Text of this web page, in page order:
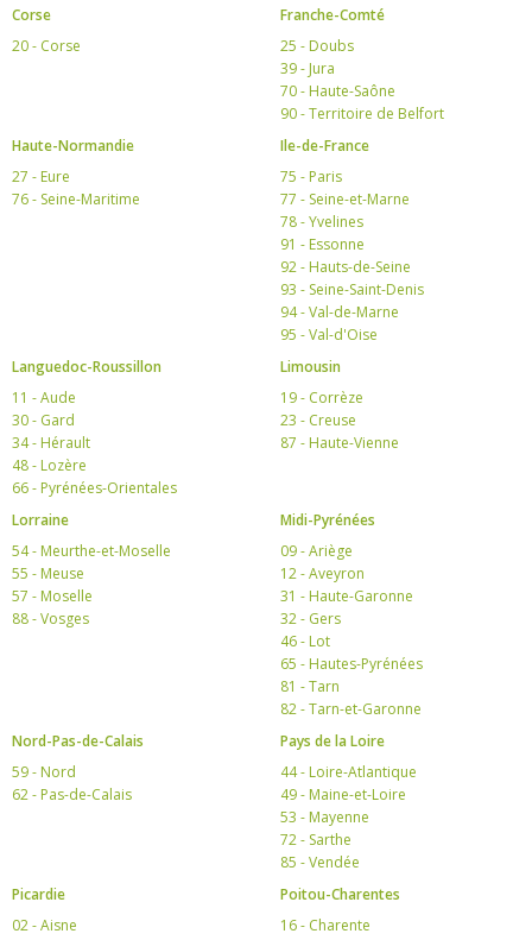
Corse
20 - Corse
Franche-Comté
25 - Doubs
39 - Jura
70 - Haute-Saône
90 - Territoire de Belfort
Haute-Normandie
27 - Eure
76 - Seine-Maritime
Ile-de-France
75 - Paris
77 - Seine-et-Marne
78 - Yvelines
91 - Essonne
92 - Hauts-de-Seine
93 - Seine-Saint-Denis
94 - Val-de-Marne
95 - Val-d'Oise
Languedoc-Roussillon
11 - Aude
30 - Gard
34 - Hérault
48 - Lozère
66 - Pyrénées-Orientales
Limousin
19 - Corrèze
23 - Creuse
87 - Haute-Vienne
Lorraine
54 - Meurthe-et-Moselle
55 - Meuse
57 - Moselle
88 - Vosges
Midi-Pyrénées
09 - Ariège
12 - Aveyron
31 - Haute-Garonne
32 - Gers
46 - Lot
65 - Hautes-Pyrénées
81 - Tarn
82 - Tarn-et-Garonne
Nord-Pas-de-Calais
59 - Nord
62 - Pas-de-Calais
Pays de la Loire
44 - Loire-Atlantique
49 - Maine-et-Loire
53 - Mayenne
72 - Sarthe
85 - Vendée
Picardie
02 - Aisne
Poitou-Charentes
16 - Charente